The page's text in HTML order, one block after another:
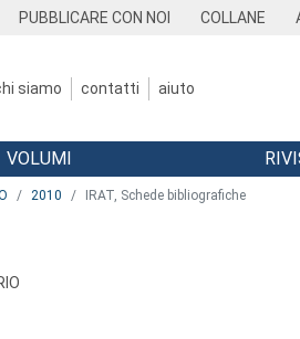
PUBBLICARE CON NOI COLLANE
siamo contatti aiuto
VOLUMI
2010 IRAT, Schede bibliografiche